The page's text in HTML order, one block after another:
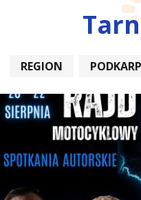
REGION